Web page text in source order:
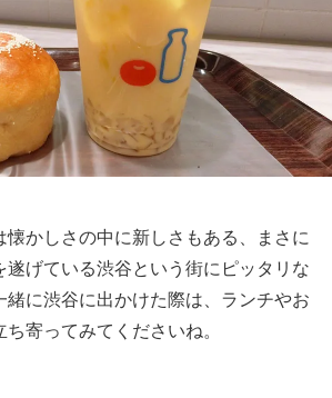
懐かしさの中に新しさもある、まさに
げている渋谷という街にピッタリな
緒に渋谷に出かけた際は、ランチやお
寄ってみてくださいね。